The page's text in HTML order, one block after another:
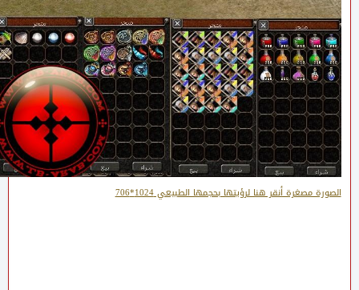
الصورة مصغرة أنقر هنا لرؤيتها بحجمها الطبيعي 1024*706